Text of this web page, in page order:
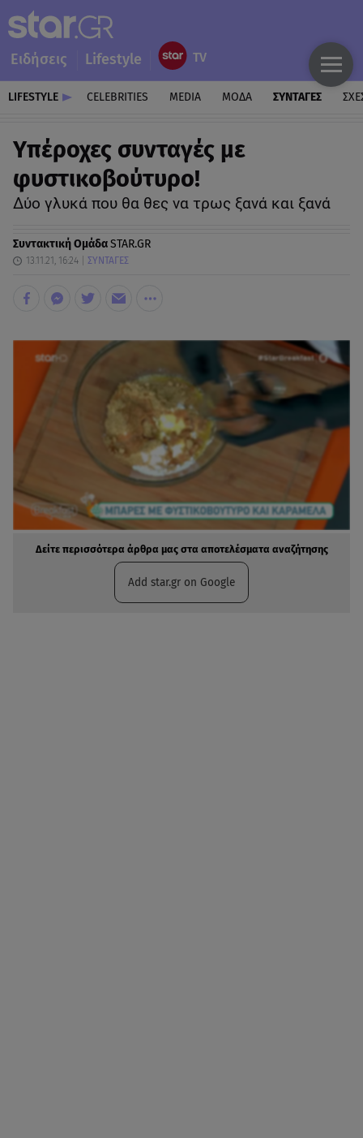
Ειδήσεις Lifestyle
LIFESTYLE CELEBRITIES MEDIA ΜΟΔΑ ΣΥΝΤΑΓΕΣ
Υπέροχες συνταγές με
φυστικοβούτυρο!
Δύο γλυκά που θα θες να τρως ξανά και ξανά
Συντακτική ΟμάδαSTAR.GR
13.11.21, 16:24 ΣΥΝΤΑΓΕΣ
Δείτε περισσότερα άρθρα μας στα αποτελέσματα αναζήτησης
Add star.gr on Google